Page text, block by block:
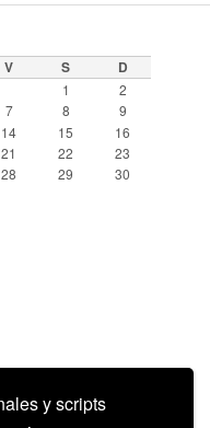
y scripts
V S D
1 2
7 8
9
14 15
16
21 22
23
28 29
30